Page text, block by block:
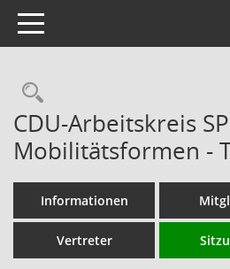
Toggle navigation
Rechercheauswahl
CDU-Arbeitskreis
Mobilitätsformen -
Informationen
Vertreter